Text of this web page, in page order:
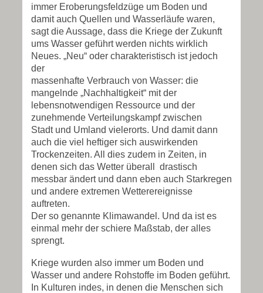
immer Eroberungsfeldzüge um Boden und
damit auch Quellen und Wasserläufe waren,
sagt die Aussage, dass die Kriege der Zukunft
ums Wasser geführt werden nichts wirklich
Neues. „Neu“ oder charakteristisch ist jedoch
der
massenhafte Verbrauch von Wasser: die
mangelnde „Nachhaltigkeit“ mit der
lebensnotwendigen Ressource und der
zunehmende Verteilungskampf zwischen
Stadt und Umland vielerorts. Und damit dann
auch die viel heftiger sich auswirkenden
Trockenzeiten. All dies zudem in Zeiten, in
denen sich das Wetter überall drastisch
messbar ändert und dann eben auch Starkregen
und andere extremen Wetterereignisse
auftreten.
Der so genannte Klimawandel. Und da ist es
einmal mehr der schiere Maßstab, der alles
sprengt.
Kriege wurden also immer um Boden und
Wasser und andere Rohstoffe im Boden geführt.
In Kulturen indes, in denen die Menschen sich